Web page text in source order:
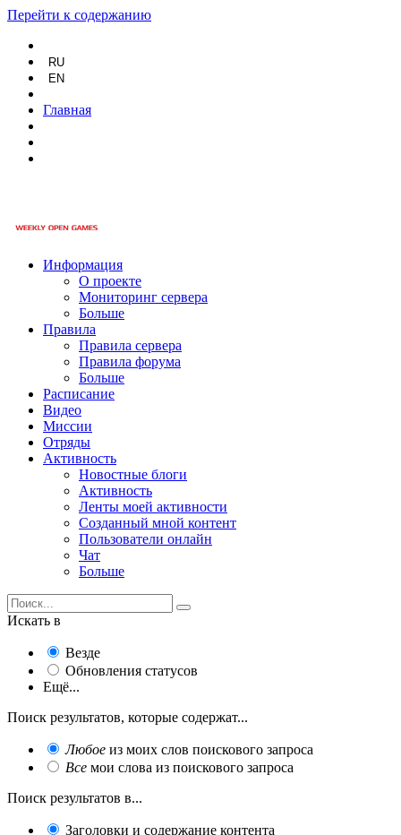
Перейти к содержанию
RU
EN
Главная
Информация
О проекте
Мониторинг сервера
Больше
Правила
Правила сервера
Правила форума
Больше
Расписание
Видео
Миссии
Отряды
Активность
Новостные блоги
Активность
Ленты моей активности
Созданный мной контент
Пользователи онлайн
Чат
Больше
Искать в
Везде
Обновления статусов
Ещё...
Поиск результатов, которые содержат...
Любое из моих слов поискового запроса
Все мои слова из поискового запроса
Поиск результатов в...
Заголовки и содержание контента